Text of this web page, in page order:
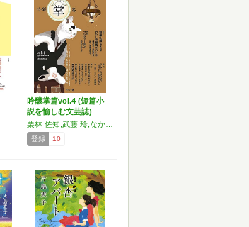
吟醸掌篇vol.4 (短篇小
説を愉しむ文芸誌)
登録 10